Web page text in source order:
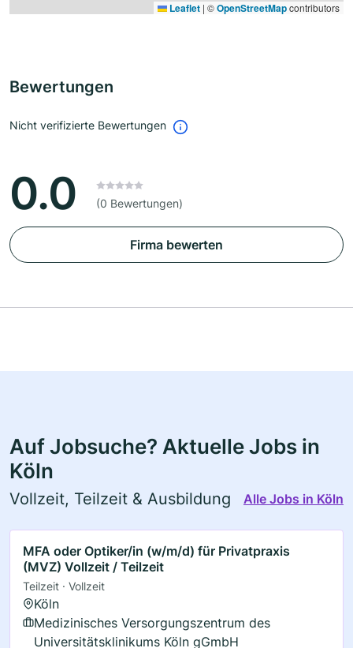
Leaflet | ©OpenStreetMapcontributors
Bewertungen
Nicht verifizierte Bewertungen
0.0 (0 Bewertungen)
Firma bewerten
Auf Jobsuche? Aktuelle Jobs in
Köln
Vollzeit, Teilzeit & Ausbildung Alle Jobs in Köln
MFA oder Optiker/in (w/m/d) für Privatpraxis
(MVZ) Vollzeit / Teilzeit
Teilzeit · Vollzeit
Köln
Medizinisches Versorgungszentrum des
Universitätsklinikums Köln gGmbH